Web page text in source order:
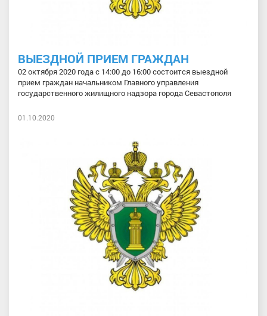
ВЫЕЗДНОЙ ПРИЕМ ГРАЖДАН
02 октября 2020 года с 14:00 до 16:00 состоится выездной
прием граждан начальником Главного управления
государственного жилищного надзора города Севастополя
01.10.2020